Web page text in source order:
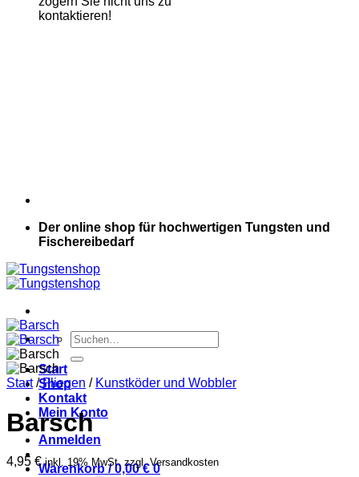
kontaktieren!
Der online shop für hochwertigen Tungsten und
Fischereibedarf
Suche
nach:
Start
Shop
Kontakt
Mein Konto
Anmelden
Warenkorb /0,00€ 0
Start / Fliegen / Kunstköder und Wobbler
Barsch
4,95 € inkl. 19% MwSt. zzgl. Versandkosten